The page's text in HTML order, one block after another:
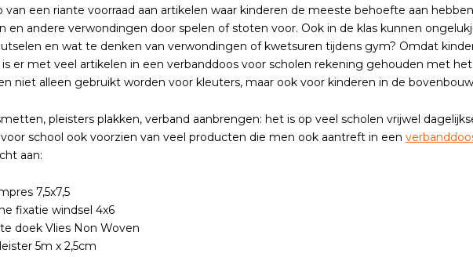
een riante voorraad aan artikelen waar kinderen de meeste behoefte aan
en andere verwondingen door spelen of stoten voor. Ook in de klas kunnen
en wat te denken van verwondingen of kwetsuren tijdens gym? Omdat
is er met veel artikelen in een verbanddoos voor scholen rekening gehouden met
niet alleen gebruikt worden voor kleuters, maar ook voor kinderen in de
pleisters plakken, verband aanbrengen: het is op veel scholen vrijwel
school ook voorzien van veel producten die men ook aantreft in een
aan:
7,5x7,5
fixatie windsel 4x6
doek Vlies Non Woven
5m x 2,5cm